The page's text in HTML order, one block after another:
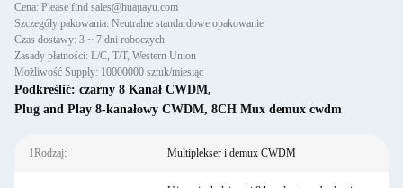
Cena: Please find sales@huajiayu.com
Szczegóły pakowania: Neutralne standardowe opakowanie
Czas dostawy: 3 ~ 7 dni roboczych
Zasady płatności: L/C, T/T, Western Union
Możliwość Supply: 10000000 sztuk/miesiąc
Podkreślić: czarny 8 Kanał CWDM,
Plug and Play 8-kanałowy CWDM, 8CH Mux demux cwdm
1Rodzaj: Multiplekser i demux CWDM